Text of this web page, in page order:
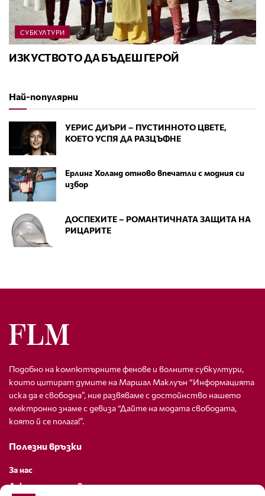
СУБКУЛТУРИ
ИЗКУСТВОТО ДА БЪДЕШ ГЕРОЙ
Най-популярни
УЕРИС ДИЪРИ – ПУСТИННОТО ЦВЕТЕ,
КОЕТО УСПЯ ДА РАЗЦЪФНЕ
Ерлинг Холанд отново впечатли с модния си
избор
ДОСПЕХИТЕ – РОМАНТИЧНАТА ЗАЩИТА НА
РИЦАРИТЕ
Подобно на компютърните фенове и волните субкултури,
които цитират думите на Маршал Маклуън “Информацията
иска да е свободна”, ние развяваме с достойнство нашето
електронно знаме с девиза “Дайте на модата свободата,
която й се полага!”.
Полезни връзки
За нас
Декларация за поверителност